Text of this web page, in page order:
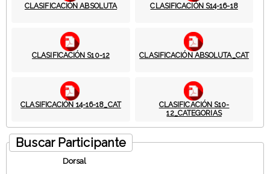
CLASIFICACIÓN ABSOLUTA CLASIFICACIÓN S14-16-18
CLASIFICACIÓN S10-12 CLASIFICACIÓN ABSOLUTA_CAT
CLASIFICACIÓN 14-16-18_CAT
CLASIFICACIÓN S10-
12_CATEGORIAS
Buscar Participante
Dorsal